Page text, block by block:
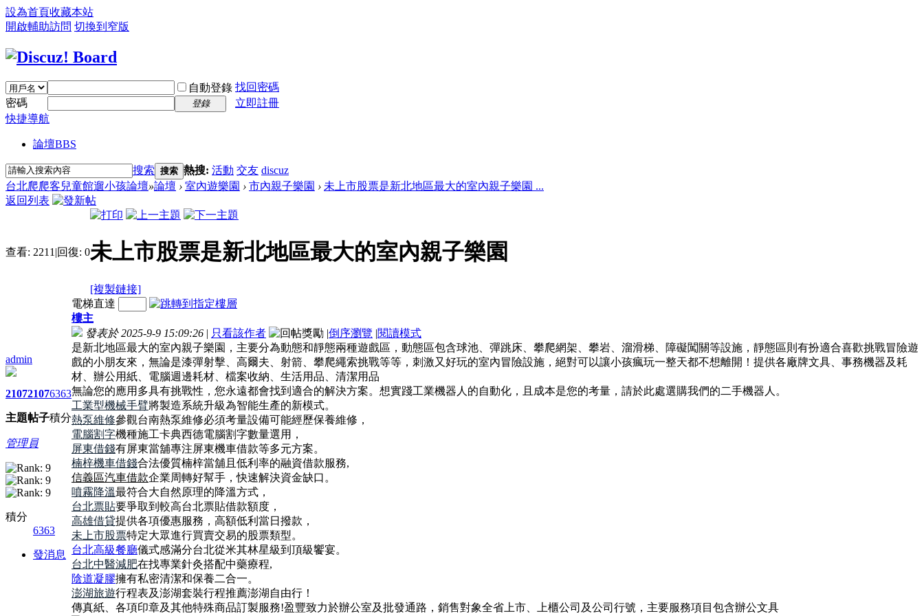
設為首頁收藏本站
開啟輔助訪問 切換到窄版
自動登錄 找回密碼
密碼
登錄
立即註冊
快捷導航
論壇BBS
搜索 搜索 熱搜: 活動 交友 discuz
台北爬爬客兒童館遛小孩論壇»論壇 › 室內遊樂園 › 市內親子樂園 › 未上市股票是新北地區最大的室內親子樂園 ...
返回列表
查看: 2211 |回復: 0未上市股票是新北地區最大的室內親子樂園
[複製鏈接]
admin
2107
主題
2107
帖子
6363
積分
管理員
積分
6363
發消息
電梯直達
樓主
發表於 2025-9-9 15:09:26 | 只看該作者 |倒序瀏覽 |閱讀模式
是新北地區最大的室內親子樂園，主要分為動態和靜態兩種遊戲區，動態區包含球池、彈跳床、攀爬網架、攀岩、溜滑梯、障礙闖關等設施，靜態區則有扮適合喜歡挑戰冒險遊
戲的小朋友來，無論是漆彈射擊、高爾夫、射箭、攀爬繩索挑戰等等，刺激又好玩的室內冒險設施，絕對可以讓小孩瘋玩一整天都不想離開！提供各廠牌文具、事務機器及耗
材、辦公用紙、電腦週邊耗材、檔案收納、生活用品、清潔用品
無論您的應用多具有挑戰性，您永遠都會找到適合的解決方案。想實踐工業機器人的自動化，且成本是您的考量，請於此處選購我們的二手機器人。
工業型機械手臂將製造系統升級為智能生產的新模式。
熱泵維修參觀台南熱泵維修必須考量設備可能經歷保養維修，
電腦割字機種施工卡典西德電腦割字數量選用，
屏東借錢有屏東當舖專注屏東機車借款等多元方案。
楠梓機車借錢合法優質楠梓當舖且低利率的融資借款服務,
信義區汽車借款企業周轉好幫手，快速解決資金缺口。
噴霧降溫最符合大自然原理的降溫方式，
台北票貼要爭取到較高台北票貼借款額度，
高雄借貸提供各項優惠服務，高額低利當日撥款，
未上市股票特定大眾進行買賣交易的股票類型。
台北高級餐廳儀式感滿分台北從米其林星級到頂級饗宴。
台北中醫減肥在找專業針灸搭配中藥療程,
陰道凝膠擁有私密清潔和保養二合一。
澎湖旅遊行程表及澎湖套裝行程推薦澎湖自由行！
傳真紙、各項印章及其他特殊商品訂製服務!盈豐致力於辦公室及批發通路，銷售對象全省上市、上櫃公司及公司行號，主要服務項目包含辦公文具